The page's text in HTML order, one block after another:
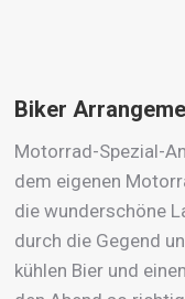
Biker
Motorrad-Spezial-
dem eigenen
die wunderschöne
durch die Gegend
kühlen Bier und